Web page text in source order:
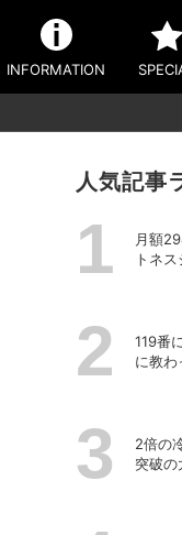
INFORMATION
人気記事
月額
トネ
119番
に教わ
2倍の
突破の